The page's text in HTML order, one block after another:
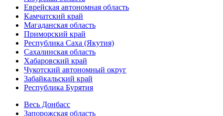
Еврейская автономная область
Камчатский край
Магаданская область
Приморский край
Республика Саха (Якутия)
Сахалинская область
Хабаровский край
Чукотский автономный округ
Забайкальский край
Республика Бурятия
Весь Донбасс
Запорожская область